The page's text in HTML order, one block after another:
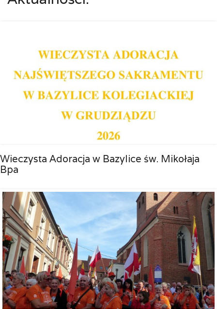
Wieczysta Adoracja w Bazylice św. Mikołaja
Bpa